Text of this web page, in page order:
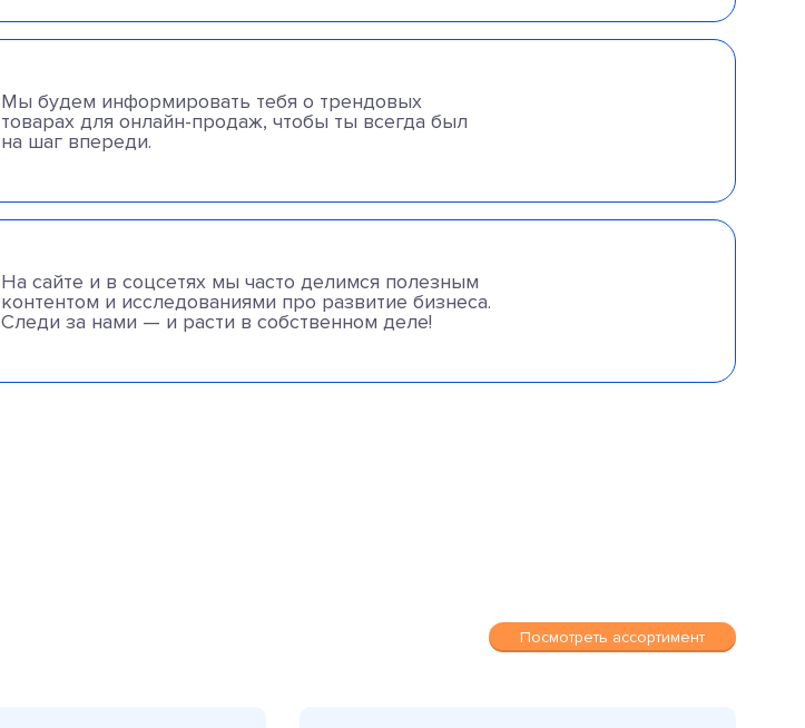
Мы будем информировать тебя о трендовых
товарах для онлайн-продаж, чтобы ты всегда был
на шаг впереди.
На сайте и в соцсетях мы часто делимся полезным
контентом и исследованиями про развитие бизнеса.
Следи за нами — и расти в собственном деле!
Посмотреть ассортимент